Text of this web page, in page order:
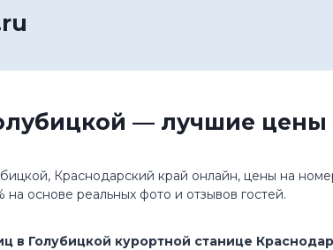
— лучшие цены
Краснодарский край онлайн, цены на
основе реальных фото и отзывов гостей.
в Голубицкой курортной станице